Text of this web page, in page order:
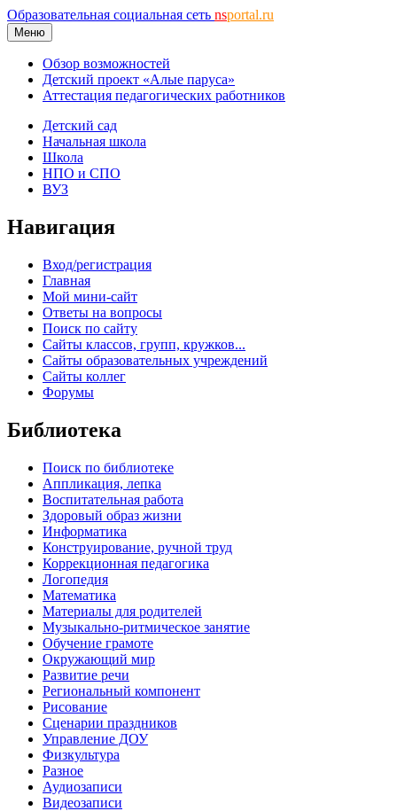
Образовательная социальная сеть nsportal.ru
Меню
Обзор возможностей
Детский проект «Алые паруса»
Аттестация педагогических работников
Детский сад
Начальная школа
Школа
НПО и СПО
ВУЗ
Навигация
Вход/регистрация
Главная
Мой мини-сайт
Ответы на вопросы
Поиск по сайту
Сайты классов, групп, кружков...
Сайты образовательных учреждений
Сайты коллег
Форумы
Библиотека
Поиск по библиотеке
Аппликация, лепка
Воспитательная работа
Здоровый образ жизни
Информатика
Конструирование, ручной труд
Коррекционная педагогика
Логопедия
Математика
Материалы для родителей
Музыкально-ритмическое занятие
Обучение грамоте
Окружающий мир
Развитие речи
Региональный компонент
Рисование
Сценарии праздников
Управление ДОУ
Физкультура
Разное
Аудиозаписи
Видеозаписи